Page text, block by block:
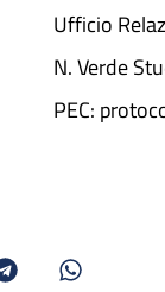
Ufficio
N. Verde
PEC: